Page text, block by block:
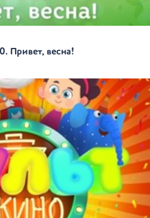
Привет, весна!